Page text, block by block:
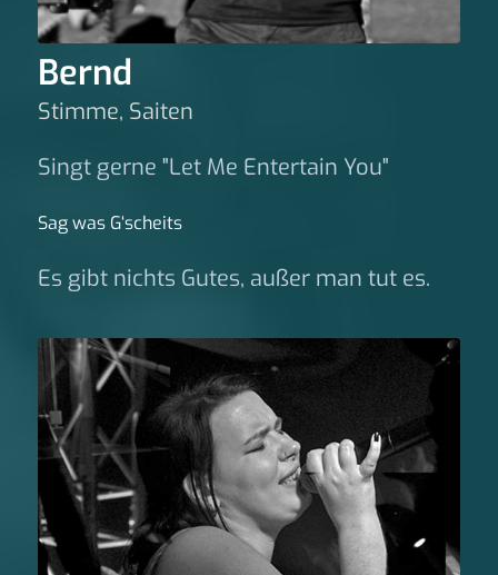
Bernd
Stimme, Saiten
Singt gerne "Let Me Entertain You"
Sag was G‘scheits
Es gibt nichts Gutes, außer man tut es.